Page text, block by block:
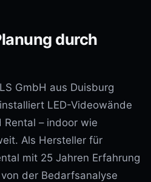
durch
GmbH aus Duisburg
LED-Videowände
– indoor wie
Als Hersteller für
mit 25 Jahren Erfahrung
der Bedarfsanalyse